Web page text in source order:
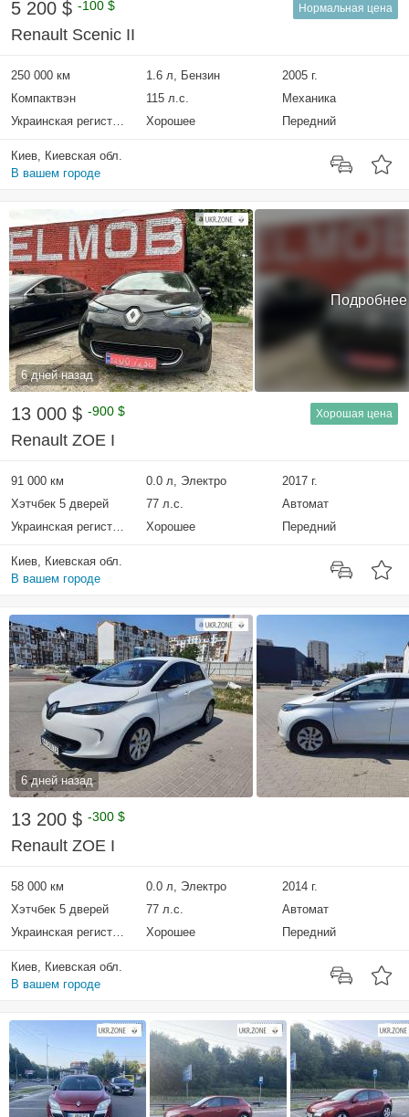
5 200 $ -100 $ Нормальная цена
Renault Scenic II
250 000 км 1.6 л, Бензин
2005 г.
Компактвэн
115 л.с.
Механика
Украинская регистрация
Хорошее Передний
Киев, Киевская обл.
В вашем городе
6 дней назад
Подробнее
13 000 $ -900 $ Хорошая цена
Renault ZOE I
91 000 км 0.0 л, Электро
2017 г.
Хэтчбек 5 дверей
77 л.с.
Автомат
Украинская регистрация
Хорошее Передний
Киев, Киевская обл.
В вашем городе
6 дней назад
13 200 $ -300 $
Renault ZOE I
58 000 км 0.0 л, Электро
2014 г.
Хэтчбек 5 дверей
77 л.с.
Автомат
Украинская регистрация
Хорошее Передний
Киев, Киевская обл.
В вашем городе